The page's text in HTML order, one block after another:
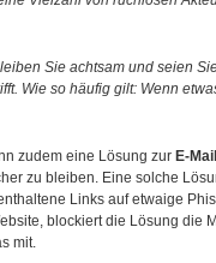
Sie achtsam und seien
Wie so häufig gilt: Wenn
zudem eine Lösung zur E-
zu bleiben. Eine solche
Links auf etwaige
blockiert die Lösung die
mit.